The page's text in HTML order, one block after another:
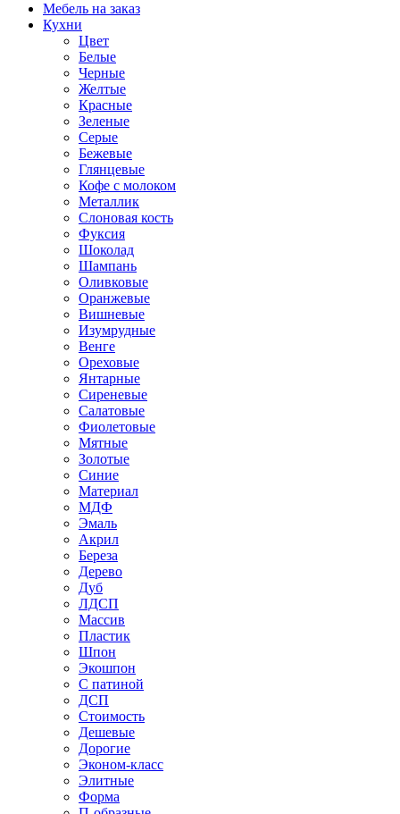
Мебель на заказ
Кухни
Цвет
Белые
Черные
Желтые
Красные
Зеленые
Серые
Бежевые
Глянцевые
Кофе с молоком
Металлик
Слоновая кость
Фуксия
Шоколад
Шампань
Оливковые
Оранжевые
Вишневые
Изумрудные
Венге
Ореховые
Янтарные
Сиреневые
Салатовые
Фиолетовые
Мятные
Золотые
Синие
Материал
МДФ
Эмаль
Акрил
Береза
Дерево
Дуб
ЛДСП
Массив
Пластик
Шпон
Экошпон
С патиной
ДСП
Стоимость
Дешевые
Дорогие
Эконом-класс
Элитные
Форма